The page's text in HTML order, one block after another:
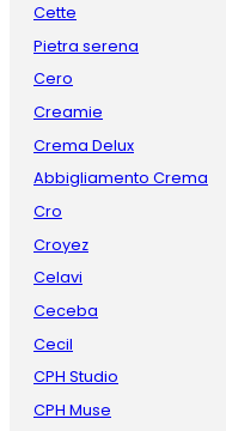
Cette
Pietra serena
Cero
Creamie
Crema Delux
Abbigliamento Crema
Cro
Croyez
Celavi
Ceceba
Cecil
CPH Studio
CPH Muse